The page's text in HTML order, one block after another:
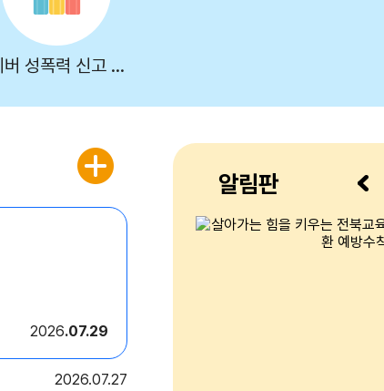
사이버 성폭력 신고 센터
2026 07.29
2026 07.27
알림판